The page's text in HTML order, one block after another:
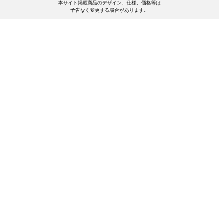
本サイト掲載商品のデザイン、仕様、価格等は
予告なく変更する場合があります。